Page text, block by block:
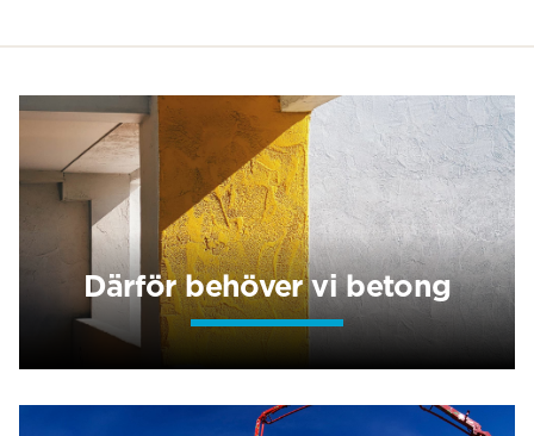
Därför behöver vi betong